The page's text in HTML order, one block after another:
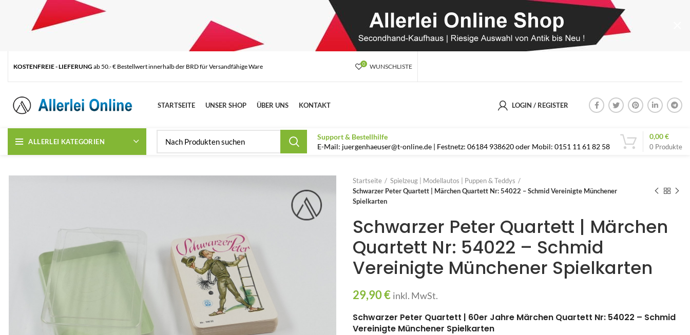
KOSTENFREIE - LIEFERUNG ab 50.- € Bestellwert innerhalb der BRD für Versandfähige Ware 0 WUNSCHLISTE
STARTSEITE UNSER SHOP ÜBER UNS KONTAKT LOGIN / REGISTER
ALLERLEI KATEGORIEN
Support & Bestellhilfe
E-Mail: juergenhaeuser@t-online.de | Festnetz: 06184 938620 oder Mobil: 0151 11 61 82 58
0 Produkte
0,00€
Startseite
Spielzeug | Modellautos | Puppen & Teddys
Schwarzer Peter Quartett | Märchen Quartett Nr: 54022 – Schmid Vereinigte Münchener
Spielkarten
Schwarzer Peter Quartett | Märchen
Quartett Nr: 54022 – Schmid
Vereinigte Münchener Spielkarten
29,90€ inkl. MwSt.
Schwarzer Peter Quartett | 60er Jahre Märchen Quartett Nr: 54022 – Schmid
Vereinigte Münchener Spielkarten